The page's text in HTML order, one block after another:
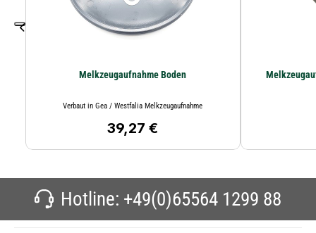
Melkzeugaufnahme Boden
Verbaut in Gea / Westfalia Melkzeugaufnahme
Regulärer Preis:
39,27 €
Hotline: +49(0)65564 1299 88